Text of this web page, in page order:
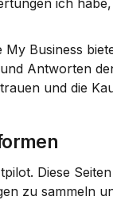
ich
Business
Antworten
und die
Diese
zu sammeln